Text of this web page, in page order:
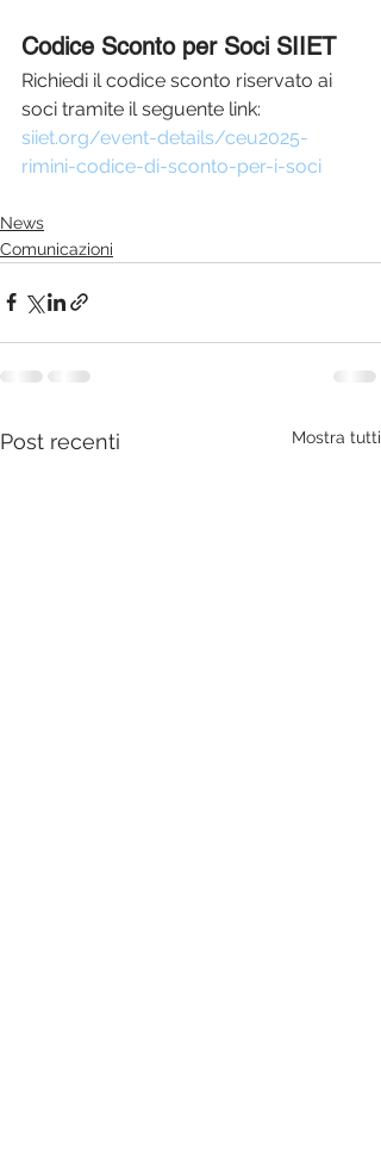
Codice Sconto per Soci SIIET
Richiedi il codice sconto riservato ai
soci tramite il seguente link:
siiet.org/event-details/ceu2025-
rimini-codice-di-sconto-per-i-soci
News
Comunicazioni
Post recenti Mostra tutti